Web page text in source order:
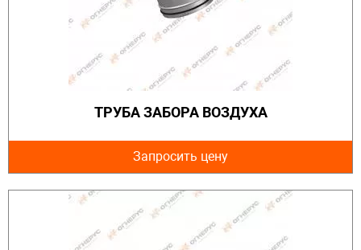
ТРУБА ЗАБОРА ВОЗДУХА
Запросить цену